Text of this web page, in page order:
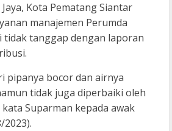
Kota Pematang Siantar
manajemen Perumda
tidak tanggap dengan laporan
pipanya bocor dan airnya
tidak juga diperbaiki oleh
Suparman kepada awak
2023).